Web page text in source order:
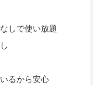
しで使い放題
るから安心